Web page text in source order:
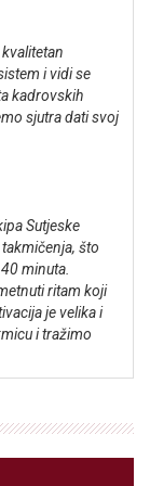
i vidi se
kadrovskih
sjutra dati svoj
Sutjeske
što
minuta.
ritam koji
je velika i
i tražimo